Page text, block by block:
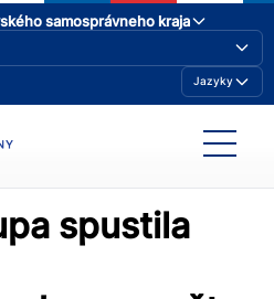
samosprávneho kraja
Jazyky
spustila